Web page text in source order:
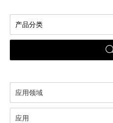
产品分类
应用领域
应用